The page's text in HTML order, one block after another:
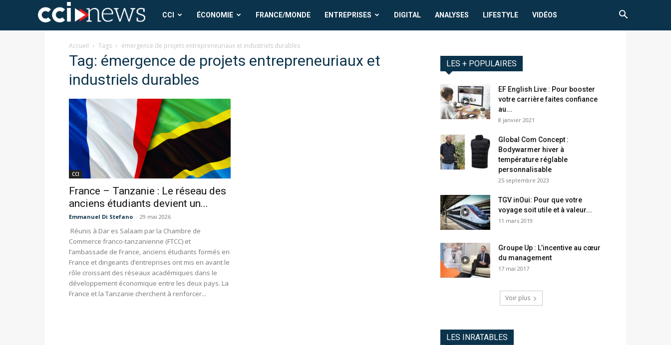
CCI
News
CCI ÉCONOMIE FRANCE/MONDE ENTREPRISES DIGITAL ANALYSES LIFESTYLE VIDÉOS
Accueil Tags émergence de projets entrepreneuriaux et industriels durables
Tag: émergence de projets entrepreneuriaux et
industriels durables
CCI
France – Tanzanie : Le réseau des
anciens étudiants devient un...
Emmanuel Di Stefano - 29 mai 2026
Réunis à Dar es Salaam par la Chambre de
Commerce franco-tanzanienne (FTCC) et
l’ambassade de France, anciens étudiants formés en
France et dirigeants d’entreprises ont mis en avant le
rôle croissant des réseaux académiques dans le
développement économique entre les deux pays. La
France et la Tanzanie cherchent à renforcer...
LES + POPULAIRES
EF English Live : Pour booster
votre carrière faites confiance
au...
8 janvier 2021
Global Com Concept :
Bodywarmer hiver à
température réglable
personnalisable
25 septembre 2023
TGV inOui: Pour que votre
voyage soit utile et à valeur...
11 mars 2019
Groupe Up : L’incentive au cœur
du management
17 mai 2017
Voir plus
LES INRATABLES